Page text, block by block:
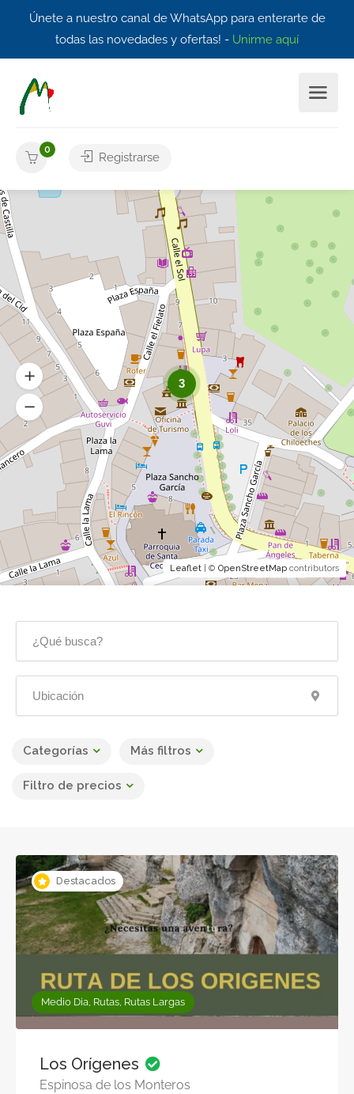
Únete a nuestro canal de WhatsApp para enterarte de
todas las novedades y ofertas! - Unirme aquí
0
Registrarse
Categorías Más filtros
Filtro de precios
Destacados
Medio Dia, Rutas, Rutas Largas
Los Orígenes
Espinosa de los Monteros
3
Leaflet | © OpenStreetMap contributors